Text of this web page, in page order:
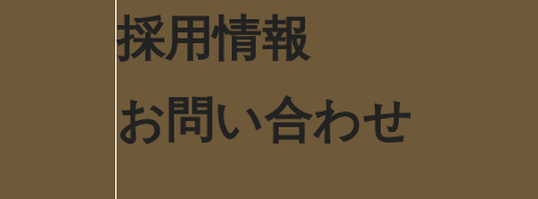
採用情報
お問い合わせ